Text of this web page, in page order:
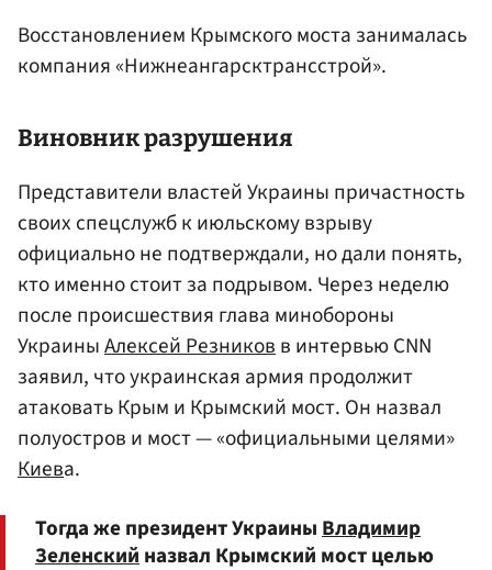
Восстановлением Крымского моста занималась
компания «Нижнеангарсктрансстрой».
Виновник разрушения
Представители властей Украины причастность
своих спецслужб к июльскому взрыву
официально не подтверждали, но дали понять,
кто именно стоит за подрывом. Через неделю
после происшествия глава минобороны
УкраиныАлексей Резников в интервью CNN
заявил, что украинская армия продолжит
атаковать Крым и Крымский мост. Он назвал
полуостров и мост — «официальными целями»
Киева.
Тогда же президент УкраиныВладимир
Зеленскийназвал Крымский мост целью